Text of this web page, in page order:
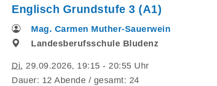
Englisch Grundstufe 3 (A1)
Mag. Carmen Muther-Sauerwein
Landesberufsschule Bludenz
Di. 29.09.2026, 19:15 - 20:55 Uhr
Dauer: 12 Abende / gesamt: 24